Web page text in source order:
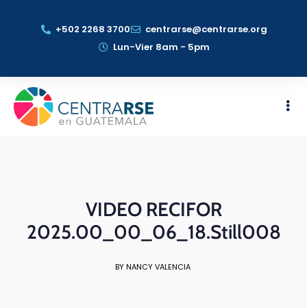
+502 2268 3700
centrarse@centrarse.org
Lun-Vier 8am - 5pm
VIDEO RECIFOR
2025.00_00_06_18.Still008
BY NANCY VALENCIA